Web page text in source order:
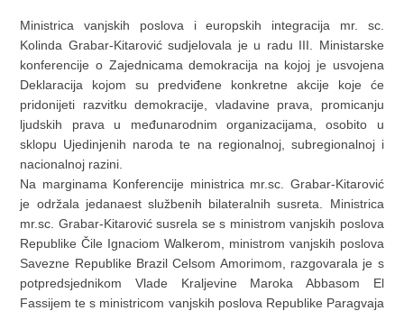
Ministrica vanjskih poslova i europskih integracija mr. sc.
Kolinda Grabar-Kitarović sudjelovala je u radu III. Ministarske
konferencije o Zajednicama demokracija na kojoj je usvojena
Deklaracija kojom su predviđene konkretne akcije koje će
pridonijeti razvitku demokracije, vladavine prava, promicanju
ljudskih prava u međunarodnim organizacijama, osobito u
sklopu Ujedinjenih naroda te na regionalnoj, subregionalnoj i
nacionalnoj razini.
Na marginama Konferencije ministrica mr.sc. Grabar-Kitarović
je održala jedanaest službenih bilateralnih susreta. Ministrica
mr.sc. Grabar-Kitarović susrela se s ministrom vanjskih poslova
Republike Čile Ignaciom Walkerom, ministrom vanjskih poslova
Savezne Republike Brazil Celsom Amorimom, razgovarala je s
potpredsjednikom Vlade Kraljevine Maroka Abbasom El
Fassijem te s ministricom vanjskih poslova Republike Paragvaja